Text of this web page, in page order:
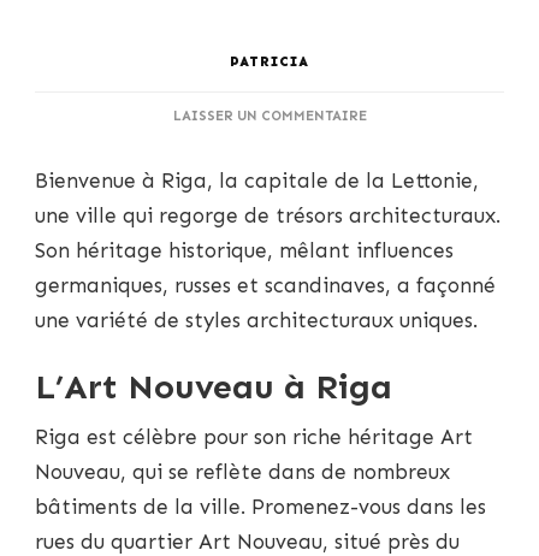
PATRICIA
LAISSER UN COMMENTAIRESUR
L’ARCHITECTURE
DE
RIGA
:
SOURCE
INÉPUISABLE
Bienvenue à Riga, la capitale de la Lettonie,
une ville qui regorge de trésors architecturaux.
Son héritage historique, mêlant influences
germaniques, russes et scandinaves, a façonné
une variété de styles architecturaux uniques.
L’Art Nouveau à Riga
Riga est célèbre pour son riche héritage Art
Nouveau, qui se reflète dans de nombreux
bâtiments de la ville. Promenez-vous dans les
rues du quartier Art Nouveau, situé près du